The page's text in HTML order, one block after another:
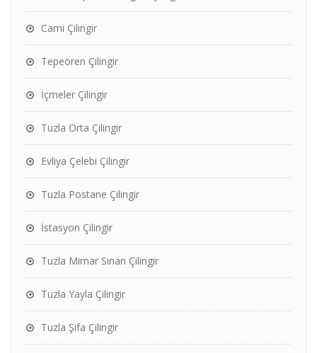
Cami Çilingir
Tepeören Çilingir
İçmeler Çilingir
Tuzla Orta Çilingir
Evliya Çelebi Çilingir
Tuzla Postane Çilingir
İstasyon Çilingir
Tuzla Mimar Sinan Çilingir
Tuzla Yayla Çilingir
Tuzla Şifa Çilingir